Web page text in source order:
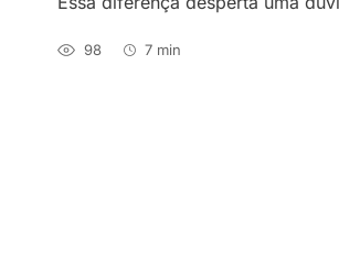
98 7 min